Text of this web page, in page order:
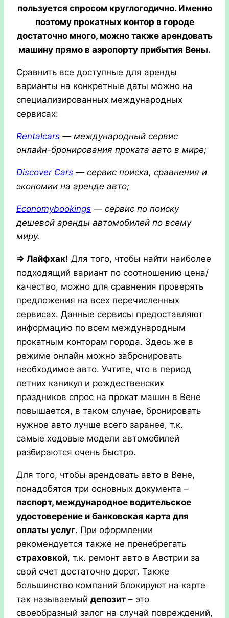
пользуется спросом круглогодично. Именно
поэтому прокатных контор в городе
достаточно много, можно также арендовать
машину прямо в аэропорту прибытия Вены.
Сравнить все доступные для аренды
варианты на конкретные даты можно на
специализированных международных
сервисах:
Rentalcars — международный сервис
онлайн-бронирования проката авто в мире;
Discover Cars — сервис поиска, сравнения и
экономии на аренде авто;
Economybookings — сервис по поиску
дешевой аренды автомобилей по всему
миру.
⇒ Лайфхак! Для того, чтобы найти наиболее
подходящий вариант по соотношению цена/
качество, можно для сравнения проверять
предложения на всех перечисленных
сервисах. Данные сервисы предоставляют
информацию по всем международным
прокатным конторам города. Здесь же в
режиме онлайн можно забронировать
необходимое авто. Учтите, что в период
летних каникул и рождественских
праздников спрос на прокат машин в Вене
повышается, в таком случае, бронировать
нужное авто лучше всего заранее, т.к.
самые ходовые модели автомобилей
разбираются очень быстро.
Для того, чтобы арендовать авто в Вене,
понадобятся три основных документа –
паспорт, международное водительское
удостоверение и банковская карта для
оплаты услуг. При оформлении
рекомендуется также не пренебрегать
страховкой, т.к. ремонт авто в Австрии за
свой счет достаточно дорог. Также
большинство компаний блокируют на карте
так называемый депозит – это
своеобразный залог на случай повреждений,